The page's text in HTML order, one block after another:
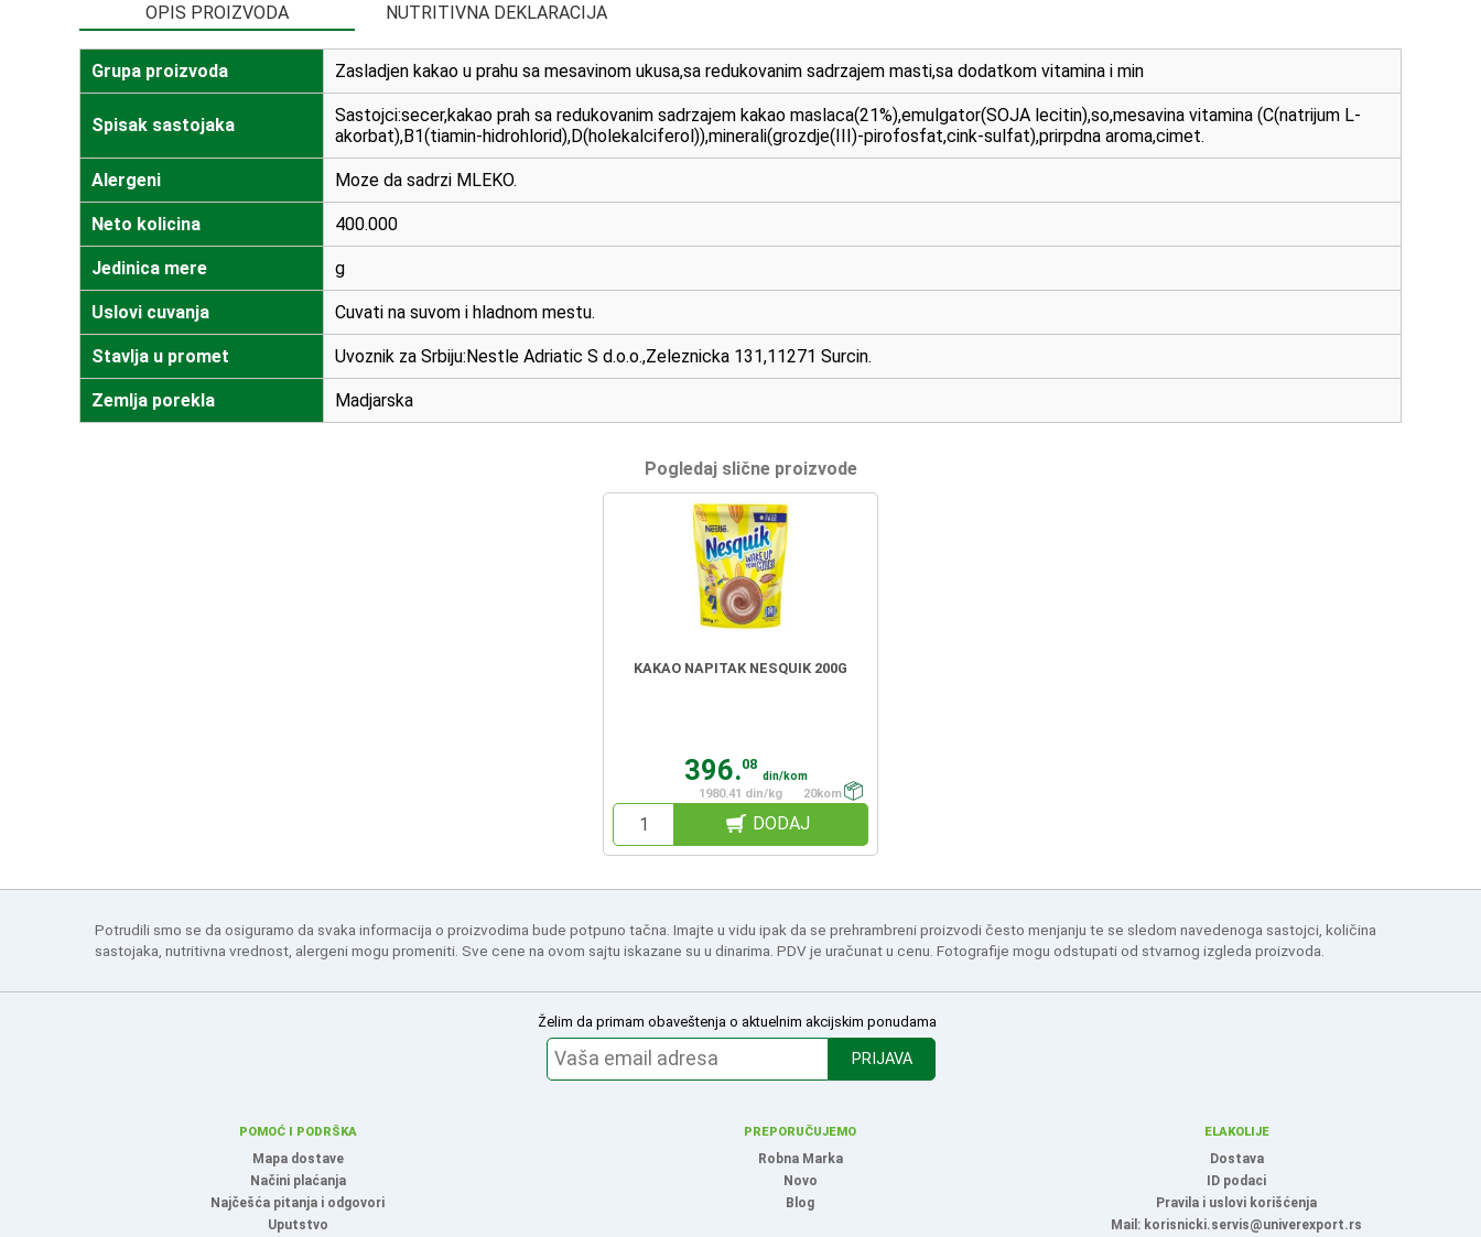
OPIS PROIZVODA NUTRITIVNA DEKLARACIJA
Grupa proizvoda Zasladjen kakao u prahu sa mesavinom ukusa,sa redukovanim sadrzajem masti,sa dodatkom vitamina i min
Spisak sastojaka
Sastojci:secer,kakao prah sa redukovanim sadrzajem kakao maslaca(21%),emulgator(SOJA lecitin),so,mesavina vitamina (C(natrijum L-
akorbat),B1(tiamin-hidrohlorid),D(holekalciferol)),minerali(grozdje(III)-pirofosfat,cink-sulfat),prirpdna aroma,cimet.
Alergeni Moze da sadrzi MLEKO.
Neto kolicina 400.000
Jedinica mere g
Uslovi cuvanja Cuvati na suvom i hladnom mestu.
Stavlja u promet Uvoznik za Srbiju:Nestle Adriatic S d.o.o.,Zeleznicka 131,11271 Surcin.
Zemlja porekla Madjarska
Pogledaj slične proizvode
KAKAO NAPITAK NESQUIK 200G
396.08
din/kom
1980.41 din/kg
20kom
DODAJ
Potrudili smo se da osiguramo da svaka informacija o proizvodima bude potpuno tačna. Imajte u vidu ipak da se prehrambreni proizvodi često menjanju te se sledom navedenoga sastojci, količina
sastojaka, nutritivna vrednost, alergeni mogu promeniti. Sve cene na ovom sajtu iskazane su u dinarima. PDV je uračunat u cenu. Fotografije mogu odstupati od stvarnog izgleda proizvoda.
Želim da primam obaveštenja o aktuelnim akcijskim ponudama
PRIJAVA
POMOĆ I PODRŠKA
Mapa dostave
Načini plaćanja
Najčešća pitanja i odgovori
Uputstvo
PREPORUČUJEMO
Robna Marka
Novo
Blog
ELAKOLIJE
Dostava
ID podaci
Pravila i uslovi korišćenja
Mail: korisnicki.servis@univerexport.rs